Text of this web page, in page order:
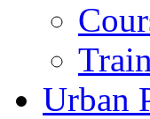
Urban